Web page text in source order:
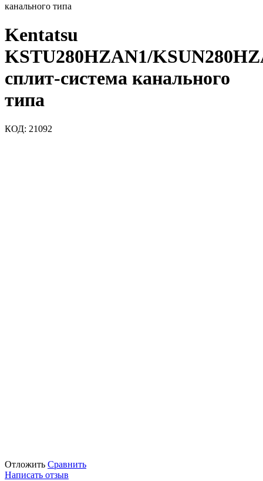
канального типа
Kentatsu
KSTU280HZAN1/
сплит-система канального
типа
КОД: 21092
Отложить Сравнить
Написать отзыв